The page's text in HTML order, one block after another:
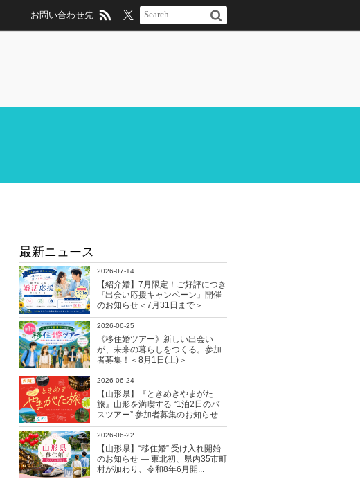
お問い合わせ先
最新ニュース
2026-07-14
【紹介婚】7月限定！ご好評につき
『出会い応援キャンペーン』開催
のお知らせ＜7月31日まで＞
2026-06-25
《移住婚ツアー》新しい出会い
が、未来の暮らしをつくる。参加
者募集！＜8月1日(土)＞
2026-06-24
【山形県】『ときめきやまがた
旅』山形を満喫する “1泊2日のバ
スツアー” 参加者募集のお知らせ
2026-06-22
【山形県】“移住婚” 受け入れ開始
のお知らせ ― 東北初、県内35市町
村が加わり、令和8年6月開...